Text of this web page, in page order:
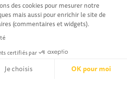
des cookies pour mesurer notre
mais aussi pour enrichir le site de
(commentaires et widgets).
certifiés par
Je choisis OK pour moi
Occitanie est le média social des
technologies du territoire. Elle
avec la participation et le
locaux. Ce projet est cofinancé
la Région Occitanie et